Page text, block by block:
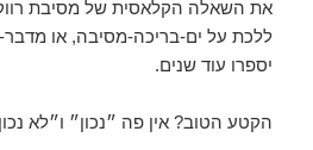
את השאלה הקלאסית של מסיבת
ללכת על ים-בריכה-מסיבה, או מדבר-
יספרו עוד שנים.
הקטע הטוב? אין פה ״נכון״ ו״לא